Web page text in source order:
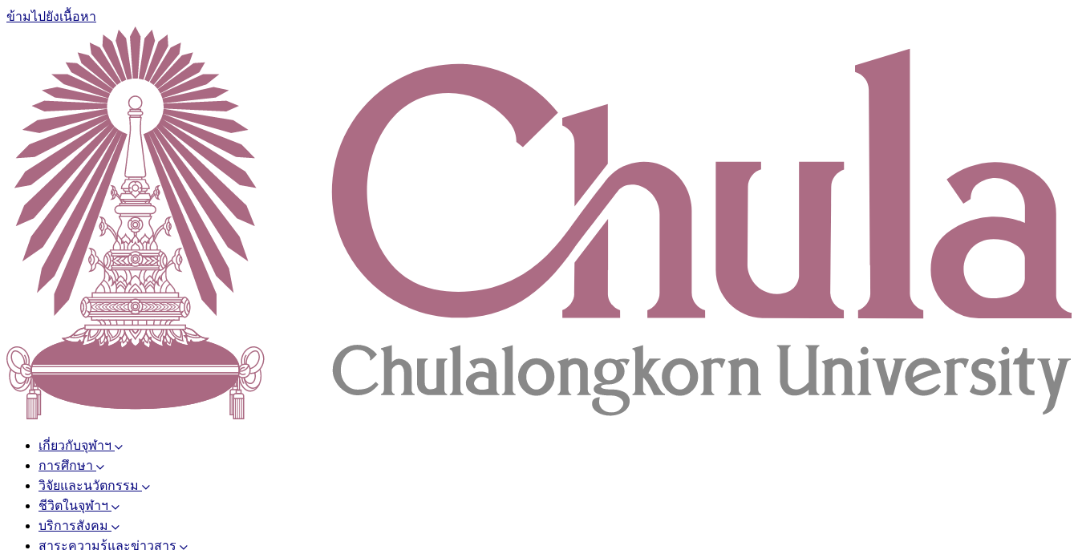
ข้ามไปยังเนื้อหา
เกี่ยวกับจุฬาฯ
การศึกษา
วิจัยและนวัตกรรม
ชีวิตในจุฬาฯ
บริการสังคม
สาระความรู้และข่าวสาร